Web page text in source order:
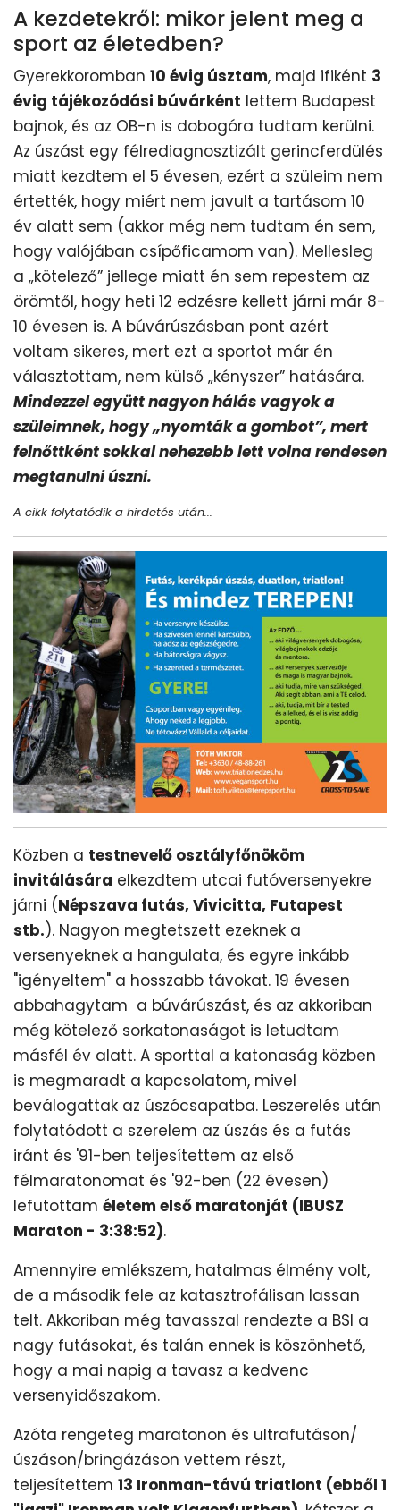
A kezdetekről: mikor jelent meg a
sport az életedben?
Gyerekkoromban 10 évig úsztam, majd ifiként 3
évig tájékozódási búvárként lettem Budapest
bajnok, és az OB-n is dobogóra tudtam kerülni.
Az úszást egy félrediagnosztizált gerincferdülés
miatt kezdtem el 5 évesen, ezért a szüleim nem
értették, hogy miért nem javult a tartásom 10
év alatt sem (akkor még nem tudtam én sem,
hogy valójában csípőficamom van). Mellesleg
a „kötelező” jellege miatt én sem repestem az
örömtől, hogy heti 12 edzésre kellett járni már 8-
10 évesen is. A búvárúszásban pont azért
voltam sikeres, mert ezt a sportot már én
választottam, nem külső „kényszer” hatására.
Mindezzel együtt nagyon hálás vagyok a
szüleimnek, hogy „nyomták a gombot”, mert
felnőttként sokkal nehezebb lett volna rendesen
megtanulni úszni.
A cikk folytatódik a hirdetés után...
Közben a testnevelő osztályfőnököm
invitálására elkezdtem utcai futóversenyekre
járni (Népszava futás, Vivicitta, Futapest
stb.). Nagyon megtetszett ezeknek a
versenyeknek a hangulata, és egyre inkább
"igényeltem" a hosszabb távokat. 19 évesen
abbahagytam a búvárúszást, és az akkoriban
még kötelező sorkatonaságot is letudtam
másfél év alatt. A sporttal a katonaság közben
is megmaradt a kapcsolatom, mivel
beválogattak az úszócsapatba. Leszerelés után
folytatódott a szerelem az úszás és a futás
iránt és '91-ben teljesítettem az első
félmaratonomat és '92-ben (22 évesen)
lefutottam életem első maratonját (IBUSZ
Maraton - 3:38:52).
Amennyire emlékszem, hatalmas élmény volt,
de a második fele az katasztrofálisan lassan
telt. Akkoriban még tavasszal rendezte a BSI a
nagy futásokat, és talán ennek is köszönhető,
hogy a mai napig a tavasz a kedvenc
versenyidőszakom.
Azóta rengeteg maratonon és ultrafutáson/
úszáson/bringázáson vettem részt,
teljesítettem 13 Ironman-távú triatlont (ebből 1